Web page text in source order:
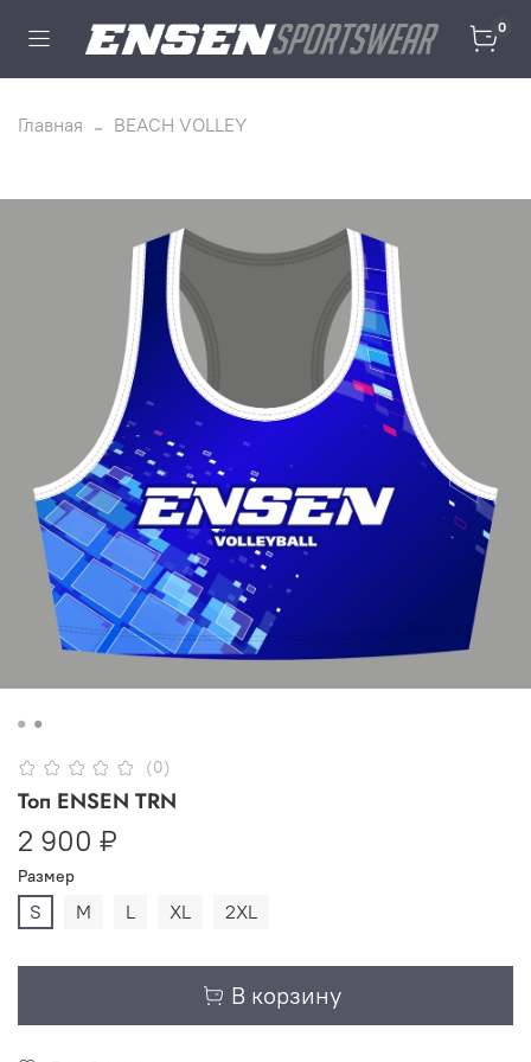
0
Главная BEACH VOLLEY
(0)
Топ ENSEN TRN
2 900 ₽
Размер
S M L XL 2XL
В корзину